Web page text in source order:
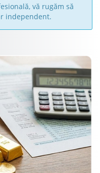
vă rugăm să
independent.